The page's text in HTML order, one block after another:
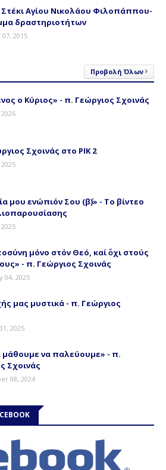
Στέκι Αγίου Νικολάου Φιλοπάππου-
δραστηριοτήτων
2015
Προβολή Όλων
ο Κύριος» - π. Γεώργιος Σχοινάς
Σχοινάς στο ΡΙΚ 2
μου ενώπιόν Σου (β΄)» - Το βίντεο
μόνο στόν Θεό, καί ὄχι στούς
- π. Γεώργιος Σχοινάς
04, 2025
μας μυστικά - π. Γεώργιος
2025
να παλεύουμε» - π.
Σχοινάς
08, 2024